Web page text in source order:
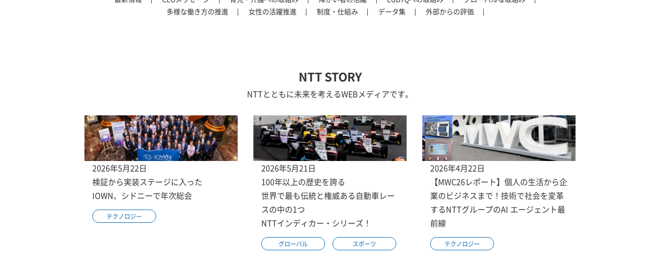
多様な働き方の推進
女性の活躍推進 制度・仕組み データ集 外部からの評価
NTT STORY
NTTとともに未来を考えるWEBメディアです。
2026年5月22日
検証から実装ステージに入った
IOWN、シドニーで年次総会
テクノロジー
2026年5月21日
100年以上の歴史を誇る
世界で最も伝統と権威ある自動車レー
スの中の1つ
NTTインディカー・シリーズ！
グローバル スポーツ
2026年4月22日
【MWC26レポート】個人の生活から企
業のビジネスまで！技術で社会を変革
するNTTグループのAI エージェント最
前線
テクノロジー